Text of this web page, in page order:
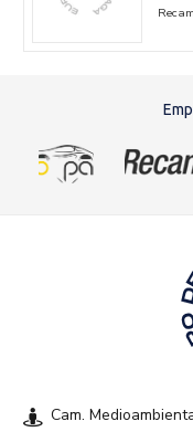
Cam.